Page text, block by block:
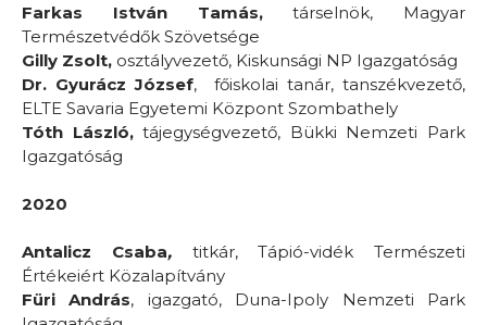
Farkas István Tamás,társelnök, Magyar
Természetvédők Szövetsége
Gilly Zsolt, osztályvezető, Kiskunsági NP Igazgatóság
Dr. Gyurácz József,
főiskolai tanár, tanszékvezető,
ELTE Savaria Egyetemi Központ Szombathely
Tóth László,tájegységvezető, Bükki Nemzeti Park
Igazgatóság
2020
Antalicz Csaba, titkár, Tápió-vidék Természeti
Értékeiért Közalapítvány
Füri András, igazgató, Duna-Ipoly Nemzeti Park